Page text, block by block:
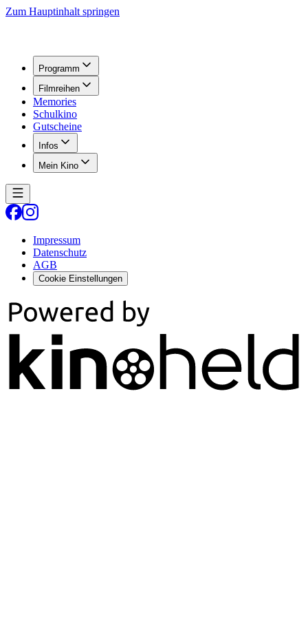
Zum Hauptinhalt springen
Programm
Filmreihen
Memories
Schulkino
Gutscheine
Infos
Mein Kino
Impressum
Datenschutz
AGB
Cookie Einstellungen